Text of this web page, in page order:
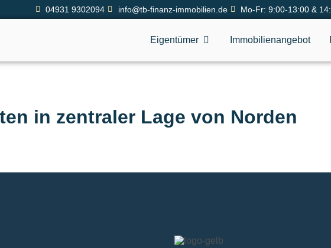
04931 9302094 info@tb-finanz-immobilien.de Mo-Fr: 9:00-13:00 &
Eigentümer Immobilienangebot
in zentraler Lage von Norden